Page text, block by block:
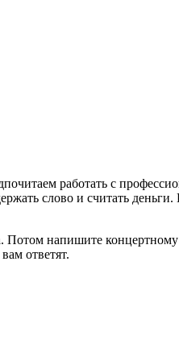
работать с
слово и считать
Потом напишите
ответят.